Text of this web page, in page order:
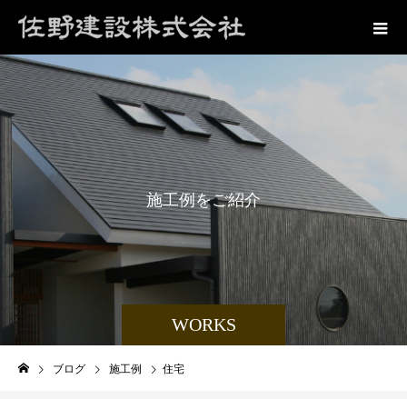
WORKS
施工例をご紹介
ブログ 施工例 住宅